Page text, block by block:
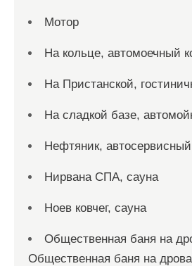
Мотор
На кольце, автомоечный
На Пристанской,
На сладкой базе,
Нефтяник,
Нирвана СПА, сауна
Ноев ковчег, сауна
Общественная баня на
Общественная баня на